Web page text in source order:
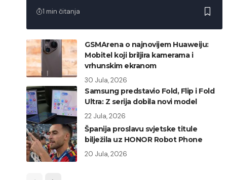
1 min čitanja
GSMArena o najnovijem Huaweiju:
Mobitel koji briljira kamerama i
vrhunskim ekranom
30 Jula, 2026
Samsung predstavio Fold, Flip i Fold
Ultra: Z serija dobila novi model
22 Jula, 2026
Španija proslavu svjetske titule
bilježila uz HONOR Robot Phone
20 Jula, 2026